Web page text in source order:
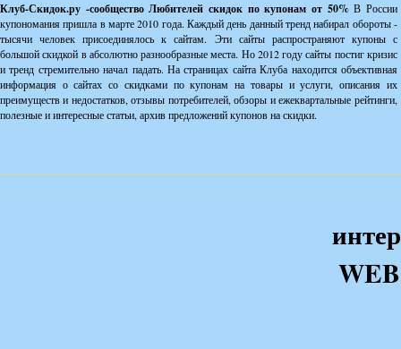
Клуб-Скидок.ру -сообщество Любителей скидок по купонам от 50%В России
купономания пришла в марте 2010 года. Каждый день данный тренд набирал обороты -
тысячи человек присоединялось к сайтам. Эти сайты распространяют купоны с
большой скидкой в абсолютно разнообразные места. Но 2012 году сайты постиг кризис
и тренд стремительно начал падать. На страницах сайта Клуба находится объективная
информация о сайтах со скидками по купонам на товары и услуги, описания их
преимуществ и недостатков, отзывы потребителей, обзоры и ежеквартальные рейтинги,
полезные и интересные статьи, архив предложений купонов на скидки.